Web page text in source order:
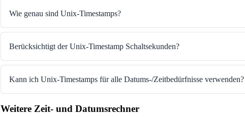
Wie genau sind Unix-Timestamps?
Berücksichtigt der Unix-Timestamp Schaltsekunden?
Kann ich Unix-Timestamps für alle Datums-/Zeitbedürfnisse verwenden?
Weitere Zeit- und Datumsrechner